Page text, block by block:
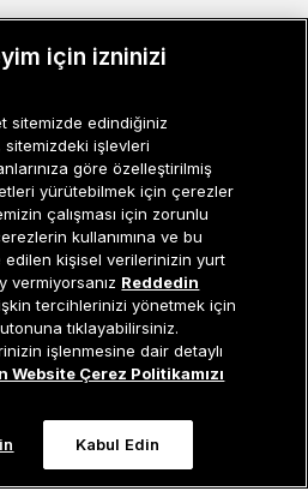
Tükendi
01 20
için izninizi
sitemizde edindiğiniz
işlevleri
göre özelleştirilmiş
yürütebilmek için çerezler
çalışması için zorunlu
kullanımına ve bu
edilen kişisel verilerinizin yurt
vermiyorsanız Reddedin
tercihlerinizi yönetmek için
tıklayabilirsiniz.
işlenmesine dair detaylı
Website Çerez Politikamızı
Kabul Edin